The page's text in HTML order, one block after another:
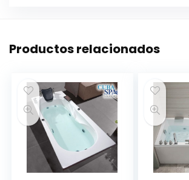
Productos relacionados